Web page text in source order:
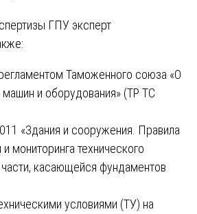
ГПУ эксперт
Таможенного союза «О
машин и оборудования» (ТР ТС
«Здания и сооружения. Правила
мониторинга технического
части, касающейся фундаментов
условиями (ТУ) на